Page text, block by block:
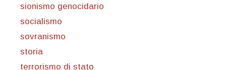
sionismo genocidario
socialismo
sovranismo
storia
terrorismo di stato